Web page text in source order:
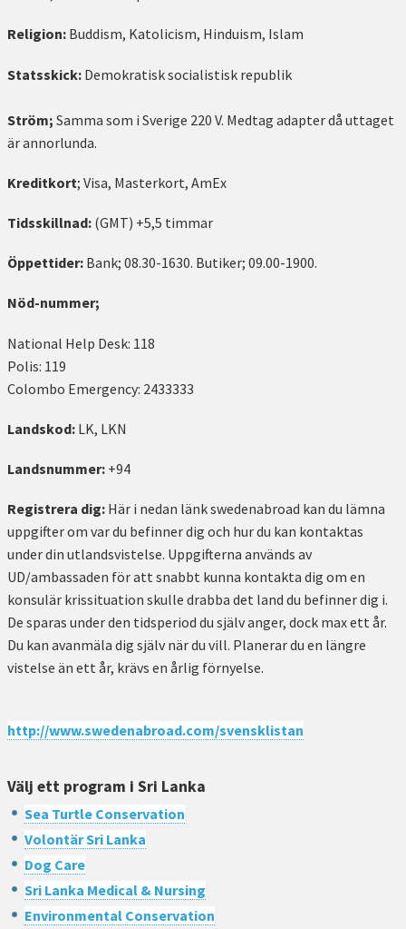
Religion: Buddism, Katolicism, Hinduism, Islam
Statsskick: Demokratisk socialistisk republik
Ström; Samma som i Sverige 220 V. Medtag adapter då uttaget
är annorlunda.
Kreditkort; Visa, Masterkort, AmEx
Tidsskillnad: (GMT) +5,5 timmar
Öppettider: Bank; 08.30-1630. Butiker; 09.00-1900.
Nöd-nummer;
National Help Desk: 118
Polis: 119
Colombo Emergency: 2433333
Landskod: LK, LKN
Landsnummer: +94
Registrera dig: Här i nedan länk swedenabroad kan du lämna
uppgifter om var du befinner dig och hur du kan kontaktas
under din utlandsvistelse. Uppgifterna används av
UD/ambassaden för att snabbt kunna kontakta dig om en
konsulär krissituation skulle drabba det land du befinner dig i.
De sparas under den tidsperiod du själv anger, dock max ett år.
Du kan avanmäla dig själv när du vill. Planerar du en längre
vistelse än ett år, krävs en årlig förnyelse.
http://www.swedenabroad.com/svensklistan
Välj ett program i Sri Lanka
Sea Turtle Conservation
Volontär Sri Lanka
Dog Care
Sri Lanka Medical & Nursing
Environmental Conservation